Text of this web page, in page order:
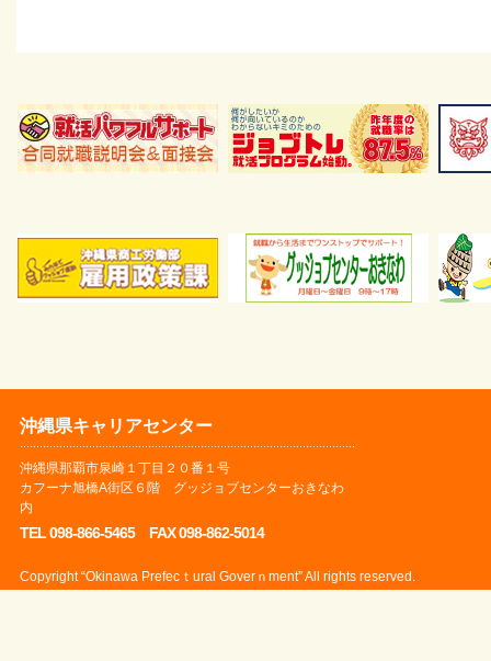
ターが依頼した個人情報を提供頂けない場合は、
ご案内できない事がありますので、予めご了承くだ
沖縄県キャリアセンター
沖縄県那覇市泉崎１丁目２０番１号 カフーナ旭橋
おきなわ内
（管理運営受託事業者）
株式会社りゅうせきフロントライン
代表取締役社長 安慶名 健
個人情報管理責任者 廣瀬 哲郎
沖縄県キャリアセンター
沖縄県那覇市泉崎１丁目２０番１号
カフーナ旭橋A街区６階 グッジョブセンターおきなわ
内
TEL 098-866-5465 FAX 098-862-5014
Copyright “Okinawa Prefecｔural Goverｎment” All rights reserved.